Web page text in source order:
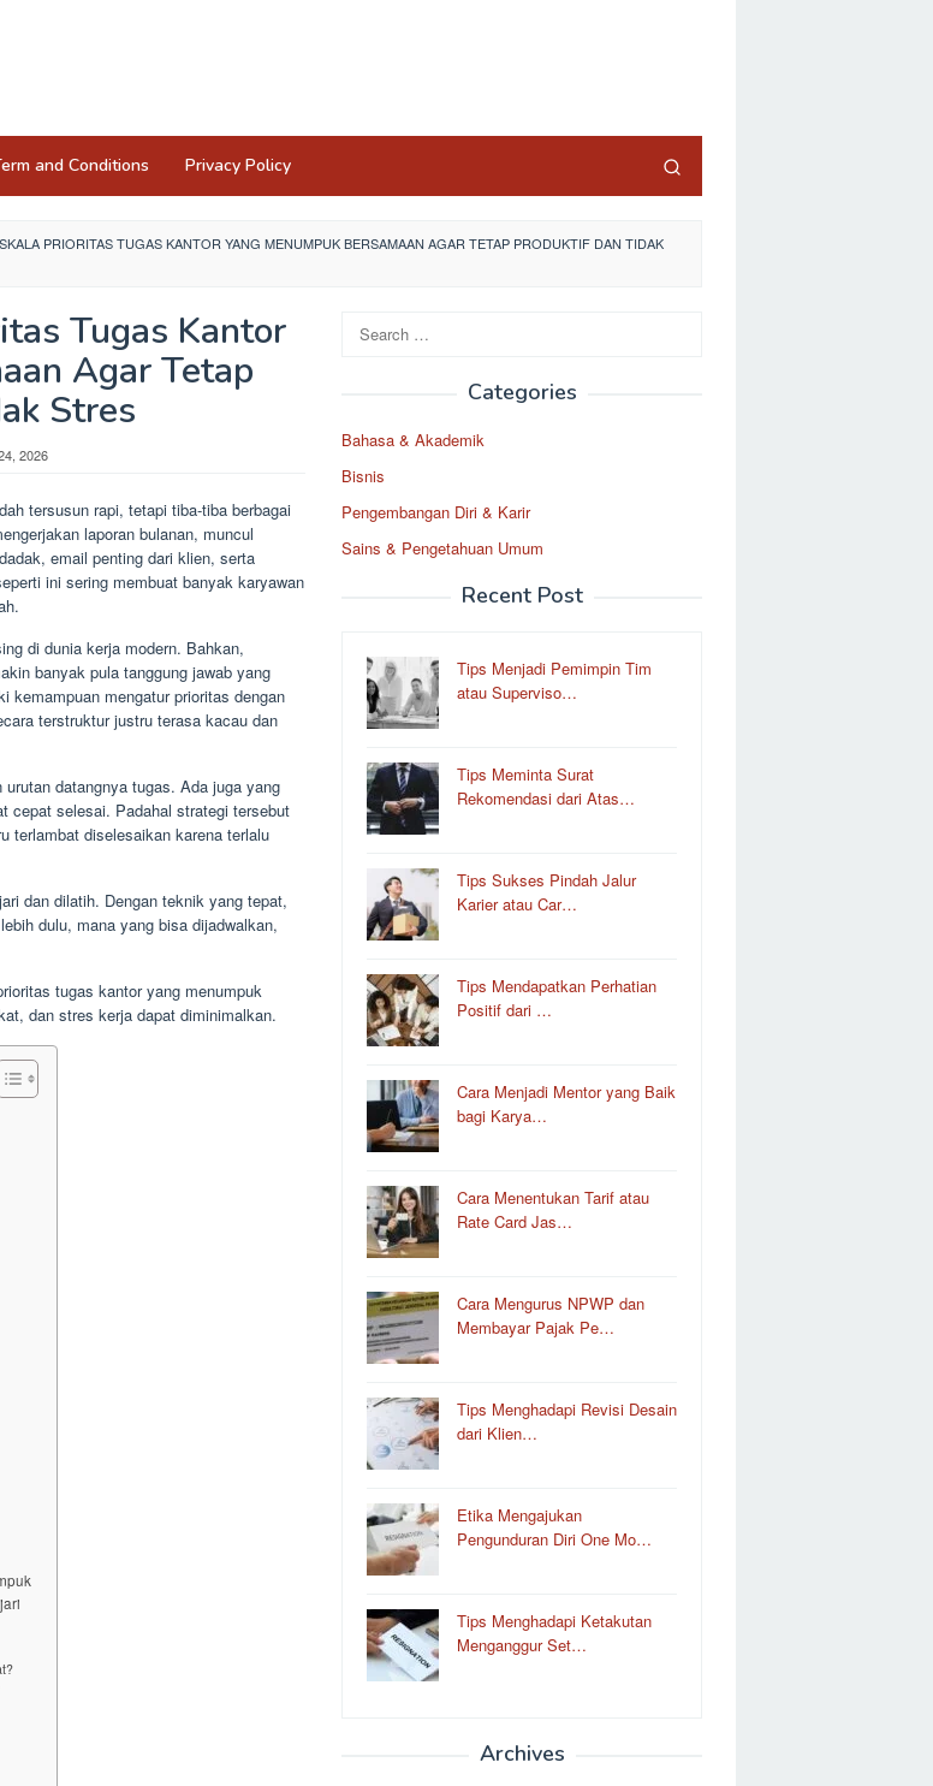
and Conditions Privacy Policy
PRIORITAS TUGAS KANTOR YANG MENUMPUK BERSAMAAN AGAR TETAP PRODUKTIF DAN TIDAK
Tugas Kantor
Agar Tetap
Stres
2026
tersusun rapi, tetapi tiba-tiba berbagai
laporan bulanan, muncul
email penting dari klien, serta
ini sering membuat banyak karyawan
di dunia kerja modern. Bahkan,
banyak pula tanggung jawab yang
kemampuan mengatur prioritas dengan
terstruktur justru terasa kacau dan
datangnya tugas. Ada juga yang
cepat selesai. Padahal strategi tersebut
terlambat diselesaikan karena terlalu
dan dilatih. Dengan teknik yang tepat,
dulu, mana yang bisa dijadwalkan,
tugas kantor yang menumpuk
dan stres kerja dapat diminimalkan.
Search
for:
Categories
Bahasa & Akademik
Bisnis
Pengembangan Diri & Karir
Sains & Pengetahuan Umum
Recent Post
Tips Menjadi Pemimpin Tim
atau Superviso…
Tips Meminta Surat
Rekomendasi dari Atas…
Tips Sukses Pindah Jalur
Karier atau Car…
Tips Mendapatkan Perhatian
Positif dari …
Cara Menjadi Mentor yang Baik
bagi Karya…
Cara Menentukan Tarif atau
Rate Card Jas…
Cara Mengurus NPWP dan
Membayar Pajak Pe…
Tips Menghadapi Revisi Desain
dari Klien…
Etika Mengajukan
Pengunduran Diri One Mo…
Tips Menghadapi Ketakutan
Menganggur Set…
Archives